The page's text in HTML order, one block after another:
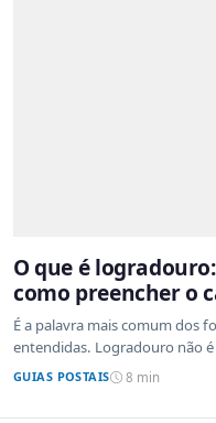
O que é
como preencher o
É a palavra mais comum dos
entendidas. Logradouro não é
GUIAS POSTAIS 8 min